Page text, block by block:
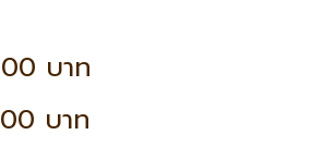
บาท
บาท